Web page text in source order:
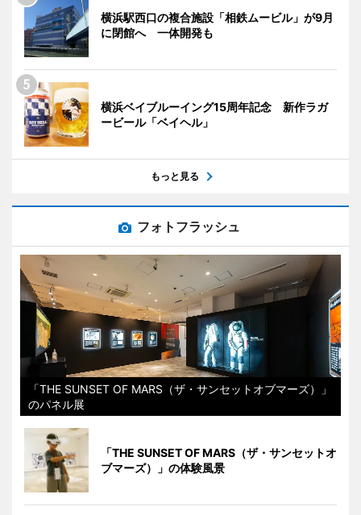
横浜駅西口の複合施設「相鉄ムービル」が9月
に閉館へ 一体開発も
横浜ベイブルーイング15周年記念 新作ラガ
ービール「ベイヘル」
もっと見る
フォトフラッシュ
「THE SUNSET OF MARS（ザ・サンセットオブマーズ）」
のパネル展
「THE SUNSET OF MARS（ザ・サンセットオ
ブマーズ）」の体験風景